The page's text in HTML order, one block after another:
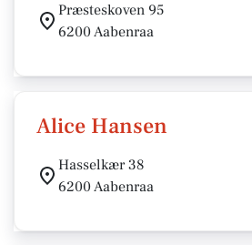
Præsteskoven 95
6200 Aabenraa
Alice Hansen
Hasselkær 38
6200 Aabenraa